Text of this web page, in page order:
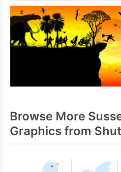
Browse More
Graphics from